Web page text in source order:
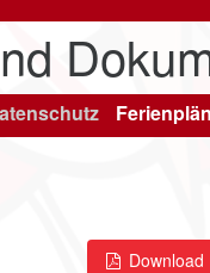
Download